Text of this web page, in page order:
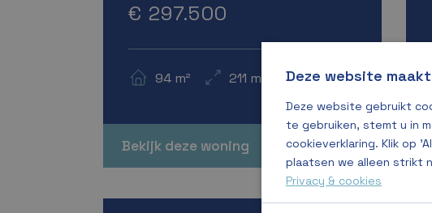
€ 297.500
94 m² 211 m² 4
Bekijk deze woning
A+++
Deze website
Deze website gebruikt
te gebruiken, stemt u in
cookieverklaring. Klik op
plaatsen we alleen strikt
Privacy & cookies